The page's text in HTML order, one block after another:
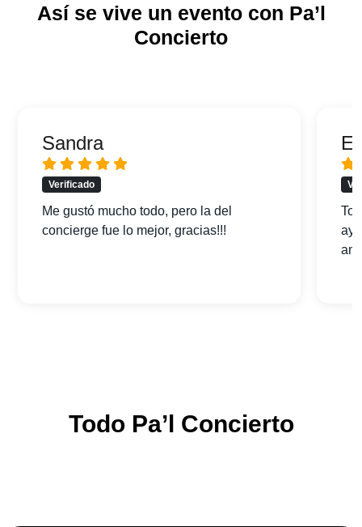
Así se vive un evento con Pa’l
Concierto
Sandra
Verificado
Me gustó mucho todo, pero la del
concierge fue lo mejor, gracias!!!
Todo Pa’l Concierto